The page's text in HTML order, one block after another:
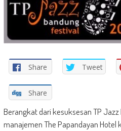
Share Tweet
Share
Berangkat dari kesuksesan TP Jazz
manajemen The Papandayan Hotel